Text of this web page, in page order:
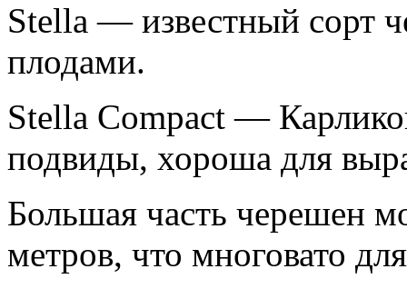
Stella — известный сорт
плодами.
Stella Compact —
подвиды, хороша для
Большая часть черешен
метров, что многовато